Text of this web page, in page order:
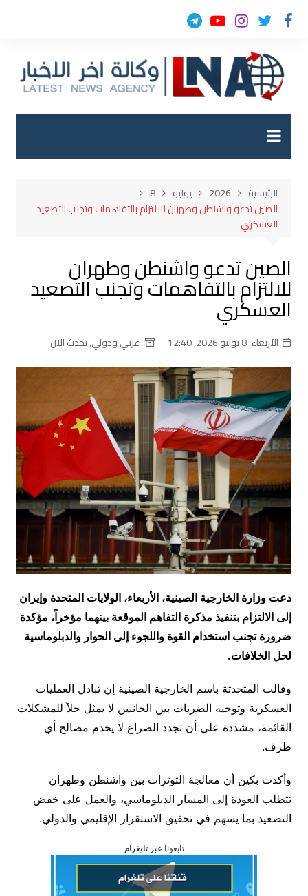
التجاوز
الرئيسية 2026 يوليو
8
الصين تدعو واشنطن وطهران للالتزام بالتفاهمات وتجنب التصعيد
العسكري
الصين تدعو واشنطن وطهران
للالتزام بالتفاهمات وتجنب التصعيد
العسكري
الأربعاء, 8 يوليو 2026, 12:40 عربي ودولي,يحدث الان
دعت وزارة الخارجية الصينية، الأربعاء، الولايات المتحدة وإيران
إلى الالتزام بتنفيذ مذكرة التفاهم الموقعة بينهما مؤخراً، مؤكدة
ضرورة تجنب استخدام القوة واللجوء إلى الحوار والدبلوماسية
لحل الخلافات.
وقالت المتحدثة باسم الخارجية الصينية إن تبادل العمليات
العسكرية وتوجيه الضربات بين الجانبين لا يمثل حلاً للمشكلات
القائمة، مشددة على أن تجدد الصراع لا يخدم مصالح أي
طرف.
وأكدت بكين أن معالجة التوترات بين واشنطن وطهران
تتطلب العودة إلى المسار الدبلوماسي، والعمل على خفض
التصعيد بما يسهم في تحقيق الاستقرار الإقليمي والدولي.
تابعونا عبر تليغرام